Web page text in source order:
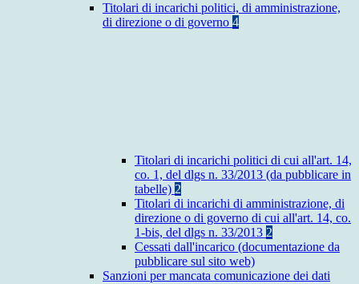
Titolari di incarichi politici, di amministrazione,
di direzione o di governo 4
Titolari di incarichi politici di cui all'art. 14,
co. 1, del dlgs n. 33/2013 (da pubblicare in
tabelle) 2
Titolari di incarichi di amministrazione, di
direzione o di governo di cui all'art. 14, co.
1-bis, del dlgs n. 33/2013 2
Cessati dall'incarico (documentazione da
pubblicare sul sito web)
Sanzioni per mancata comunicazione dei dati